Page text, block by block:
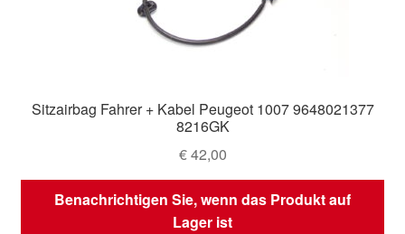
Sitzairbag Fahrer + Kabel Peugeot 1007 9648021377
8216GK
€42,00
Benachrichtigen Sie, wenn das Produkt auf
Lager ist